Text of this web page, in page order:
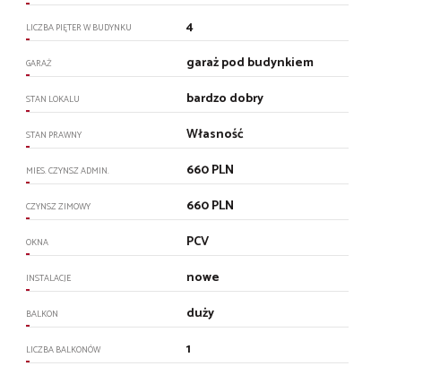
LICZBA PIĘTER W BUDYNKU 4
GARAŻ garaż pod budynkiem
STAN LOKALU bardzo dobry
STAN PRAWNY Własność
MIES. CZYNSZ ADMIN. 660 PLN
CZYNSZ ZIMOWY 660 PLN
OKNA PCV
INSTALACJE nowe
BALKON duży
LICZBA BALKONÓW 1